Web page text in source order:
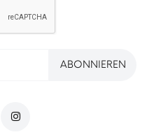
ABONNIEREN